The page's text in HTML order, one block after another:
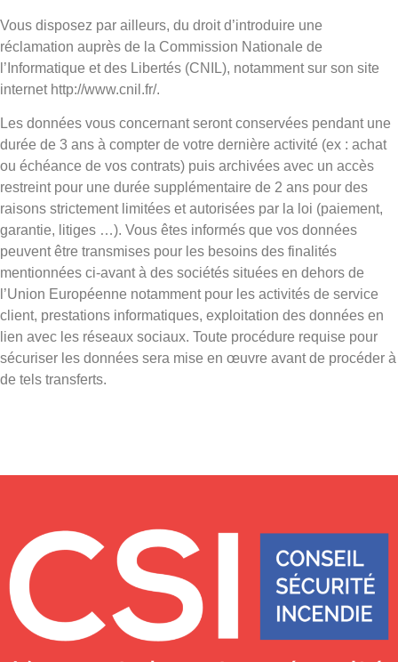
Vous disposez par ailleurs, du droit d’introduire une
réclamation auprès de la Commission Nationale de
l’Informatique et des Libertés (CNIL), notamment sur son site
internet http://www.cnil.fr/.
Les données vous concernant seront conservées pendant une
durée de 3 ans à compter de votre dernière activité (ex : achat
ou échéance de vos contrats) puis archivées avec un accès
restreint pour une durée supplémentaire de 2 ans pour des
raisons strictement limitées et autorisées par la loi (paiement,
garantie, litiges …). Vous êtes informés que vos données
peuvent être transmises pour les besoins des finalités
mentionnées ci-avant à des sociétés situées en dehors de
l’Union Européenne notamment pour les activités de service
client, prestations informatiques, exploitation des données en
lien avec les réseaux sociaux. Toute procédure requise pour
sécuriser les données sera mise en œuvre avant de procéder à
de tels transferts.